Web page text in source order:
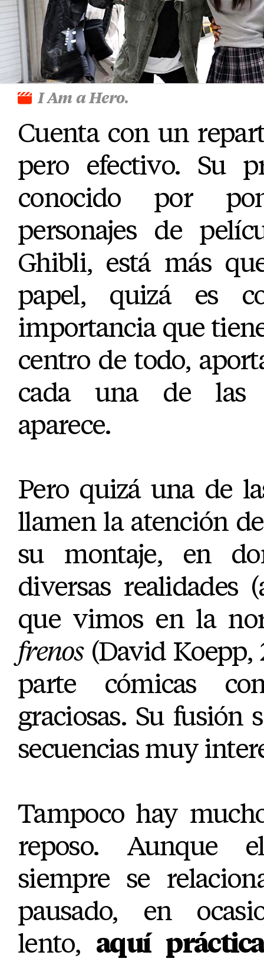
I Am a Hero.
Cuenta con un
pero efectivo. Su
conocido por
personajes de
Ghibli, está más
papel, quizá es
importancia que
centro de todo,
cada una de las
aparece.
Pero quizá una de
llamen la atención
su montaje, en
diversas realidades
que vimos en la
frenos(David Koepp,
parte cómicas
graciosas. Su fusión
secuencias muy
Tampoco hay
reposo. Aunque
siempre se
pausado, en
lento, aquí